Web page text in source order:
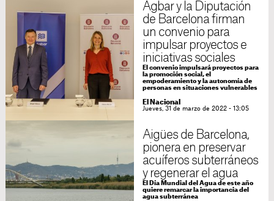
Agbar y la Diputación
de Barcelona firman
un convenio para
impulsar proyectos e
iniciativas sociales
El convenio impulsará proyectos para
la promoción social, el
empoderamiento y la autonomía de
personas en situaciones vulnerables
El Nacional
Jueves, 31 de marzo de 2022 - 13:05
Aigües de Barcelona,
pionera en preservar
acuíferos subterráneos
y regenerar el agua
El Día Mundial del Agua de este año
quiere remarcar la importancia del
agua subterránea